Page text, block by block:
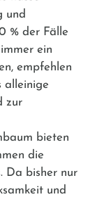
und
% der Fälle
ein
empfehlen
alleinige
zur
bieten
die
Da bisher nur
und